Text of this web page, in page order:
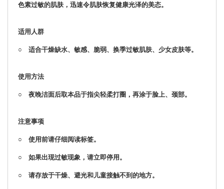
色素过敏的肌肤，迅速令肌肤恢复健康光泽的美态。
适用人群
○ 适合干燥缺水、敏感、脆弱、换季过敏肌肤、少女皮肤等。
使用方法
○ 夜晚洁面后取本品于指尖轻柔打圈，再涂于脸上、颈部。
注意事项
○ 使用前请仔细阅读标签。
○ 如果出现过敏现象，请立即停用。
○ 请存放于干燥、避光和儿童接触不到的地方。